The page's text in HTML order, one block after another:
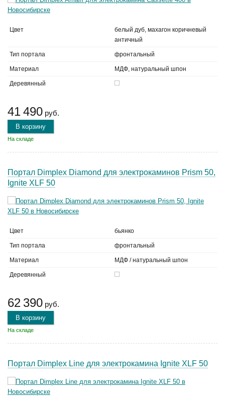
Цвет
белый дуб, махагон коричневый
античный
Тип портала фронтальный
Материал МДФ, натуральный шпон
Деревянный
41 490 руб.
В корзину
На складе
Портал Dimplex Diamond для электрокаминов Prism 50,
Ignite XLF 50
Цвет бьянко
Тип портала фронтальный
Материал МДФ / натуральный шпон
Деревянный
62 390 руб.
В корзину
На складе
Портал Dimplex Line для электрокамина Ignite XLF 50